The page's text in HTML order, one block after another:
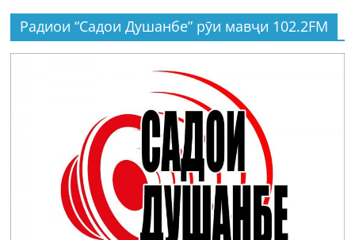
Радиои “Садои Душанбе” рӯи мавҷи 102.2FM